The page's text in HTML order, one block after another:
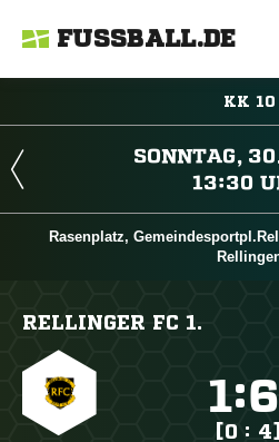
FUSSBALL.DE
KK 10


Rasenplatz,
RELLINGER FC 1.
:
[0 : 4]